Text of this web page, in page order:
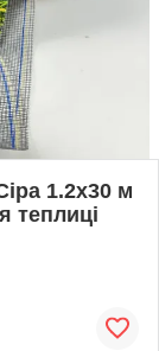
1.2x30 м
теплиці